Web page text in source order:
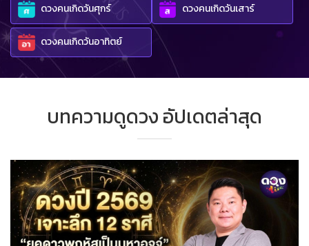
ดวงคนเกิดวันศุกร์ ดวงคนเกิดวันเสาร์
ดวงคนเกิดวันอาทิตย์
บทความดูดวง อัปเดตล่าสุด